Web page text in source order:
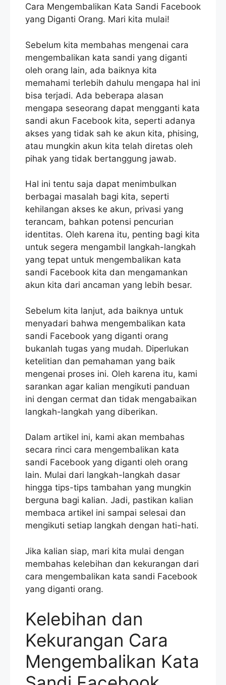
Cara Mengembalikan Kata Sandi Facebook
yang Diganti Orang. Mari kita mulai!
Sebelum kita membahas mengenai cara
mengembalikan kata sandi yang diganti
oleh orang lain, ada baiknya kita
memahami terlebih dahulu mengapa hal ini
bisa terjadi. Ada beberapa alasan
mengapa seseorang dapat mengganti kata
sandi akun Facebook kita, seperti adanya
akses yang tidak sah ke akun kita, phising,
atau mungkin akun kita telah diretas oleh
pihak yang tidak bertanggung jawab.
Hal ini tentu saja dapat menimbulkan
berbagai masalah bagi kita, seperti
kehilangan akses ke akun, privasi yang
terancam, bahkan potensi pencurian
identitas. Oleh karena itu, penting bagi kita
untuk segera mengambil langkah-langkah
yang tepat untuk mengembalikan kata
sandi Facebook kita dan mengamankan
akun kita dari ancaman yang lebih besar.
Sebelum kita lanjut, ada baiknya untuk
menyadari bahwa mengembalikan kata
sandi Facebook yang diganti orang
bukanlah tugas yang mudah. Diperlukan
ketelitian dan pemahaman yang baik
mengenai proses ini. Oleh karena itu, kami
sarankan agar kalian mengikuti panduan
ini dengan cermat dan tidak mengabaikan
langkah-langkah yang diberikan.
Dalam artikel ini, kami akan membahas
secara rinci cara mengembalikan kata
sandi Facebook yang diganti oleh orang
lain. Mulai dari langkah-langkah dasar
hingga tips-tips tambahan yang mungkin
berguna bagi kalian. Jadi, pastikan kalian
membaca artikel ini sampai selesai dan
mengikuti setiap langkah dengan hati-hati.
Jika kalian siap, mari kita mulai dengan
membahas kelebihan dan kekurangan dari
cara mengembalikan kata sandi Facebook
yang diganti orang.
Kelebihan dan
Kekurangan Cara
Mengembalikan Kata